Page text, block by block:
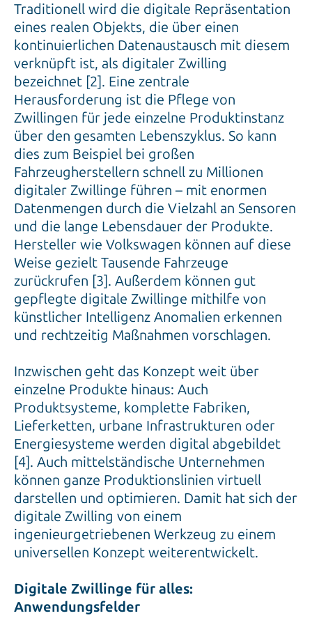
Traditionell wird die digitale Repräsentation
eines realen Objekts, die über einen
kontinuierlichen Datenaustausch mit diesem
verknüpft ist, als digitaler Zwilling
bezeichnet [2]. Eine zentrale
Herausforderung ist die Pflege von
Zwillingen für jede einzelne Produktinstanz
über den gesamten Lebenszyklus. So kann
dies zum Beispiel bei großen
Fahrzeugherstellern schnell zu Millionen
digitaler Zwillinge führen – mit enormen
Datenmengen durch die Vielzahl an Sensoren
und die lange Lebensdauer der Produkte.
Hersteller wie Volkswagen können auf diese
Weise gezielt Tausende Fahrzeuge
zurückrufen [3]. Außerdem können gut
gepflegte digitale Zwillinge mithilfe von
künstlicher Intelligenz Anomalien erkennen
und rechtzeitig Maßnahmen vorschlagen.
Inzwischen geht das Konzept weit über
einzelne Produkte hinaus: Auch
Produktsysteme, komplette Fabriken,
Lieferketten, urbane Infrastrukturen oder
Energiesysteme werden digital abgebildet
[4]. Auch mittelständische Unternehmen
können ganze Produktionslinien virtuell
darstellen und optimieren. Damit hat sich der
digitale Zwilling von einem
ingenieurgetriebenen Werkzeug zu einem
universellen Konzept weiterentwickelt.
Digitale Zwillinge für alles:
Anwendungsfelder